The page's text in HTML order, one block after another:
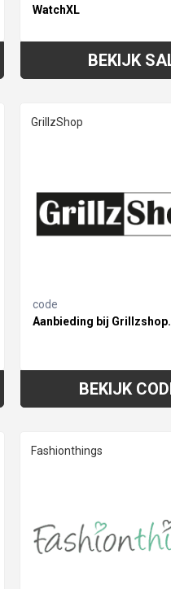
WatchXL
BEKIJK
GrillzShop
code
Aanbieding bij
BEKIJK
Fashionthings